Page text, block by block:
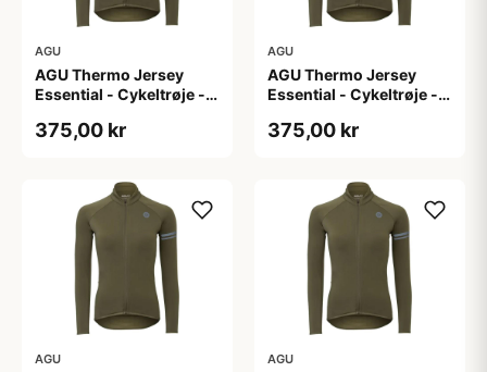
AGU
AGU Thermo Jersey
Essential - Cykeltrøje -
L
375,00 kr
AGU
AGU Thermo Jersey
Essential - Cykeltrøje -
M
375,00 kr
AGU AGU